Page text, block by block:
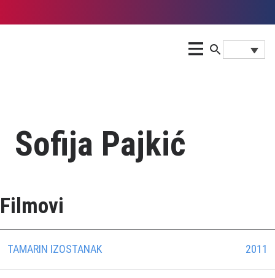
Sofija Pajkić
Filmovi
TAMARIN IZOSTANAK 2011